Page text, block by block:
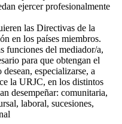
ejercer profesionalmente
las Directivas de la
en los países miembros.
funciones del mediador/a,
para que obtengan el
especializarse, a
la URJC, en los distintos
desempeñar: comunitaria,
laboral, sucesiones,